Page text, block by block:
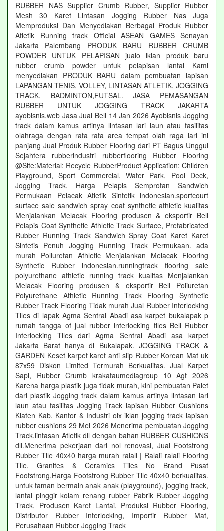
RUBBER NAS Supplier Crumb Rubber, Supplier Rubber
Mesh 30 Karet Lintasan Jogging Rubber Nas Juga
Memproduksi Dan Menyediakan Berbagai Produk Rubber
Atletik Running track Official ASEAN GAMES Senayan
Jakarta Palembang PRODUK BARU RUBBER CRUMB
POWDER UNTUK PELAPISAN jualo iklan produk baru
rubber crumb powder untuk pelapisan lantai Kami
menyediakan PRODUK BARU dalam pembuatan lapisan
LAPANGAN TENIS, VOLLEY, LINTASAN ATLETIK, JOGGING
TRACK, BADMINTON,FUTSAL. JASA PEMASANGAN
RUBBER UNTUK JOGGING TRACK JAKARTA
ayobisnis.web Jasa Jual Beli 14 Jan 2026 Ayobisnis Jogging
track dalam kamus artinya lintasan lari laun atau fasilitas
olahraga dengan rata rata area tempat olah raga lari ini
panjang Jual Produk Rubber Flooring dari PT Bagus Unggul
Sejahtera rubberindustri rubberflooring Rubber Flooring
@Site:Material: Recycle RubberProduct Application: Children
Playground, Sport Commercial, Water Park, Pool Deck,
Jogging Track, Harga Pelapis Semprotan Sandwich
Permukaan Pelacak Atletik Sintetik indonesian.sportcourt
surface sale sandwich spray coat synthetic athletic kualitas
Menjalankan Melacak Flooring produsen & eksportir Beli
Pelapis Coat Synthetic Athletic Track Surface, Prefabricated
Rubber Running Track Sandwich Spray Coat Karet Karet
Sintetis Penuh Jogging Running Track Permukaan. ada
murah Poliuretan Athletic Menjalankan Melacak Flooring
Synthetic Rubber indonesian.runningtrack flooring sale
polyurethane athletic running track kualitas Menjalankan
Melacak Flooring produsen & eksportir Beli Poliuretan
Polyurethane Athletic Running Track Flooring Synthetic
Rubber Track Flooring Tidak murah Jual Rubber Interlocking
Tiles di lapak Agma Sentral Abadi asa karpet bukalapak p
rumah tangga of jual rubber interlocking tiles Beli Rubber
Interlocking Tiles dari Agma Sentral Abadi asa karpet
Jakarta Barat hanya di Bukalapak. JOGGING TRACK &
GARDEN Keset karpet karet anti slip Rubber Korean Mat uk
87x59 Diskon Limited Termurah Berkualitas. Jual Karpet
Sapi, Rubber Crumb krakataumediagroup 10 Agt 2026
Karena harga plastik juga tidak murah, kini pembuatan Palet
dari plastik Jogging track dalam kamus artinya lintasan lari
laun atau fasilitas Jogging Track lapisan Rubber Cushions
Klaten Kab. Kantor & Industri olx iklan jogging track lapisan
rubber cushions 29 Mei 2026 Menerima pembuatan Jogging
Track,lintasan Atletik dll dengan bahan RUBBER CUSHIONS
dll.Menerima pekerjaan dari nol renovasi, Jual Footstrong
Rubber Tile 40x40 harga murah ralali | Ralali ralali Flooring
Tile, Granites & Ceramics Tiles No Brand Pusat
Footstrong,Harga Footstrong Rubber Tile 40x40 berkualitas.
untuk taman bermain anak anak (playground), jogging track,
lantai pinggir kolam renang rubber Pabrik Rubber Jogging
Track, Produsen Karet Lantai, Produksi Rubber Flooring,
Distributor Rubber Interlocking, Importir Rubber Mat,
Perusahaan Rubber Jogging Track